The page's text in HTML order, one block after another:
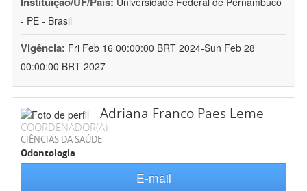
- PE - Brasil
Vigência: Fri Feb 16 00:00:00 BRT 2024-Sun Feb 28
00:00:00 BRT 2027
Adriana Franco Paes Leme
COORDENADOR(A)
CIÊNCIAS DA SAÚDE
Odontologia
E-mail